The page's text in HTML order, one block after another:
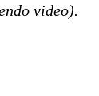
video).